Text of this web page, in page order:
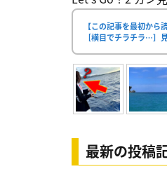
【この記事を最初から読
［横目でチラチラ…］
最新の投稿